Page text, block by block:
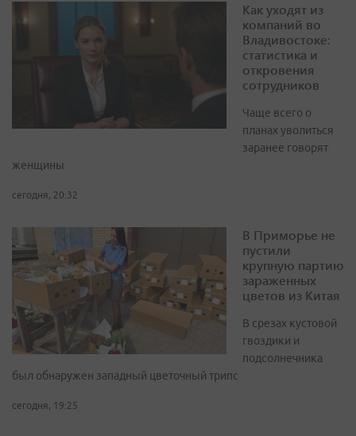
Как уходят из
компаний во
Владивостоке:
статистика и
откровения
сотрудников
Чаще всего о
планах уволиться
заранее говорят
женщины
сегодня, 20:32
В Приморье не
пустили
крупную партию
зараженных
цветов из Китая
В срезах кустовой
гвоздики и
подсолнечника
был обнаружен западный цветочный трипс
сегодня, 19:25